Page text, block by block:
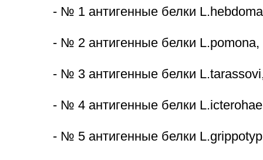
- № 1 антигенные белки
- № 2 антигенные белки L.pomona,
- № 3 антигенные белки
- № 4 антигенные белки
- № 5 антигенные белки